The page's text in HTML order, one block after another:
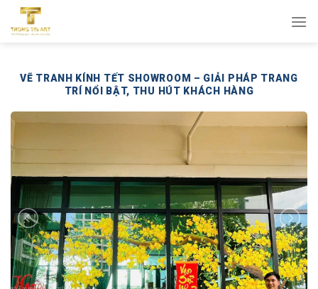
qua
VẼ TRANH KÍNH TẾT SHOWROOM – GIẢI PHÁP TRANG
TRÍ NỔI BẬT, THU HÚT KHÁCH HÀNG